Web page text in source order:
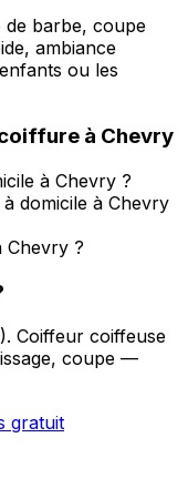
de barbe, coupe
ambiance
ou les
à Chevry
à Chevry ?
domicile à Chevry
Chevry ?
). Coiffeur coiffeuse
coupe —
gratuit